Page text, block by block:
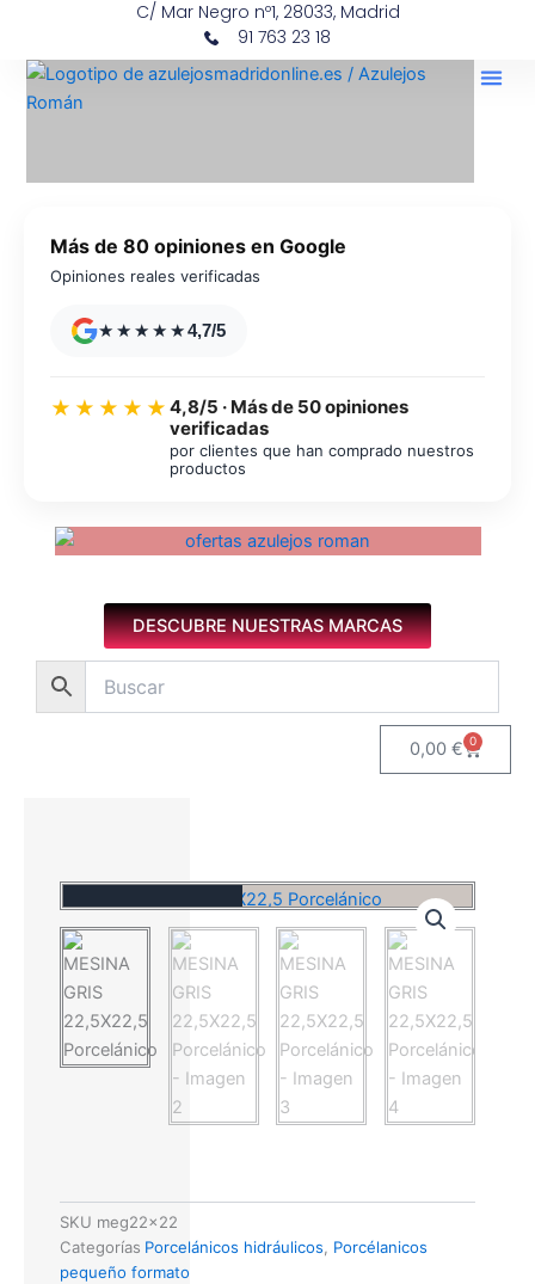
contenido
C/ Mar Negro nº1, 28033, Madrid
91 763 23 18
Más de 80 opiniones en Google
Opiniones reales verificadas
★★★★★4,7/5
★★★★★ 4,8/5 · Más de 50 opiniones
verificadas
por clientes que han comprado nuestros
productos
DESCUBRE NUESTRAS MARCAS
0,00€ 0
Carrito
Novedad
SKU meg22x22
Categorías Porcelánicos hidráulicos, Porcélanicos
pequeño formato